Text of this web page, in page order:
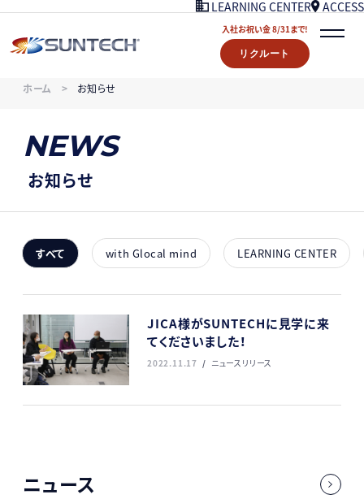
LEARNING CENTER ACCESS
入社お祝い金 8/31まで!
リクルート
STORY
LEARNING CENTER
入社お祝い金プレゼント 8/31まで！
リクルート
ホーム お知らせ
NEWS
お知らせ
すべて with Glocal mind LEARNING CENTER
JICA様がSUNTECHに見学に来
てくださいました！
2022.11.17 ニュースリリース
ニュース